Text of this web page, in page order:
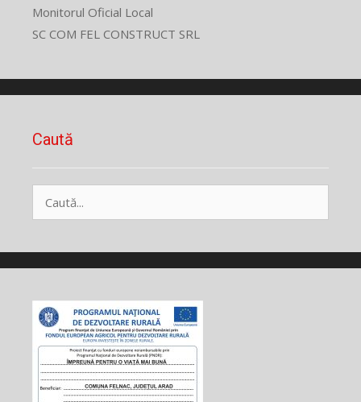
Monitorul Oficial Local
SC COM FEL CONSTRUCT SRL
Caută
după: